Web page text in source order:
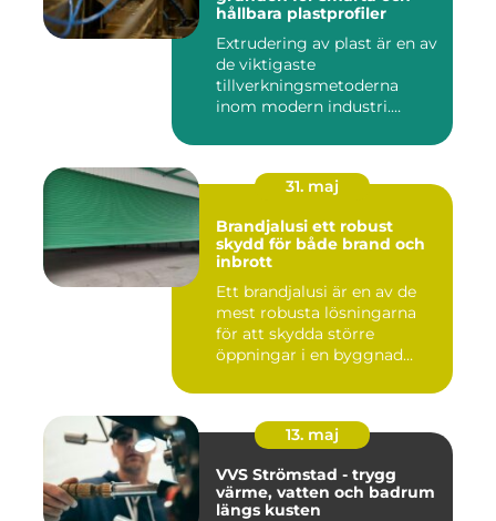
hållbara plastprofiler
Extrudering av plast är en av
de viktigaste
tillverkningsmetoderna
inom modern industri.
31. maj
Brandjalusi ett robust
skydd för både brand och
inbrott
Ett brandjalusi är en av de
mest robusta lösningarna
för att skydda större
öppningar i en byggnad
13. maj
VVS Strömstad - trygg
värme, vatten och badrum
längs kusten